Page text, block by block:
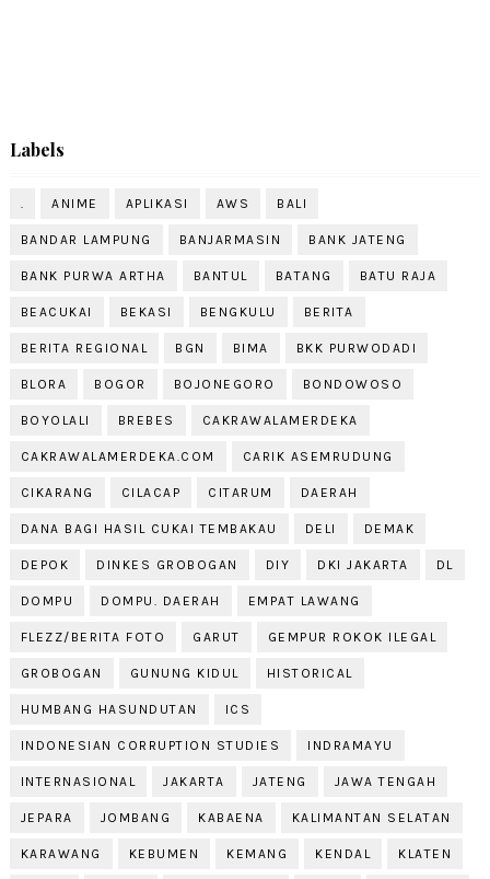
Labels
. ANIME APLIKASI AWS BALI
BANDAR LAMPUNG BANJARMASIN BANK JATENG
BANK PURWA ARTHA BANTUL BATANG BATU RAJA
BEACUKAI BEKASI BENGKULU BERITA
BERITA REGIONAL BGN BIMA BKK PURWODADI
BLORA BOGOR BOJONEGORO BONDOWOSO
BOYOLALI BREBES CAKRAWALAMERDEKA
CAKRAWALAMERDEKA.COM CARIK ASEMRUDUNG
CIKARANG CILACAP CITARUM DAERAH
DANA BAGI HASIL CUKAI TEMBAKAU DELI DEMAK
DEPOK DINKES GROBOGAN DIY DKI JAKARTA DL
DOMPU DOMPU. DAERAH EMPAT LAWANG
FLEZZ/BERITA FOTO GARUT GEMPUR ROKOK ILEGAL
GROBOGAN GUNUNG KIDUL HISTORICAL
HUMBANG HASUNDUTAN ICS
INDONESIAN CORRUPTION STUDIES INDRAMAYU
INTERNASIONAL JAKARTA JATENG JAWA TENGAH
JEPARA JOMBANG KABAENA KALIMANTAN SELATAN
KARAWANG KEBUMEN KEMANG KENDAL KLATEN